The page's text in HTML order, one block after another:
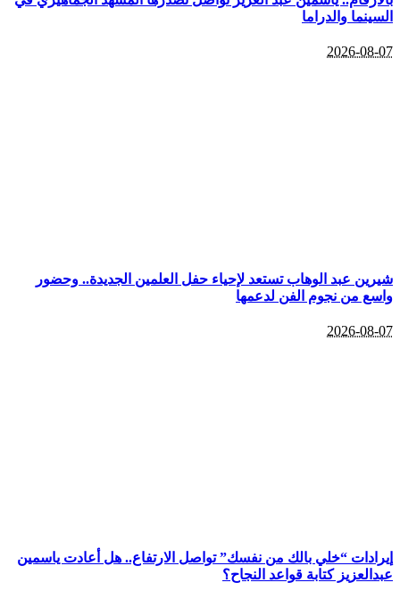
السينما والدراما
2026-08-07
شيرين عبد الوهاب تستعد لإحياء حفل العلمين الجديدة.. وحضور
واسع من نجوم الفن لدعمها
2026-08-07
إيرادات “خلي بالك من نفسك” تواصل الارتفاع.. هل أعادت ياسمين
عبدالعزيز كتابة قواعد النجاح؟